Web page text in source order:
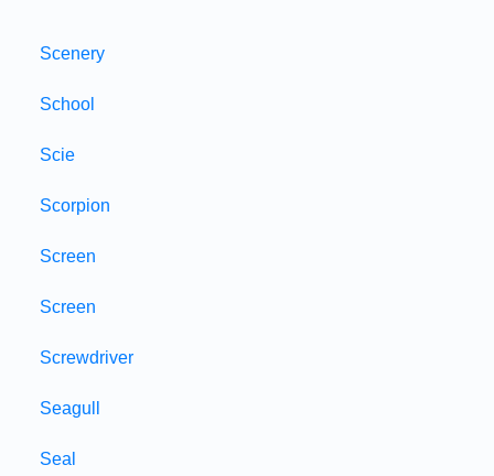
Scenery
School
Scie
Scorpion
Screen
Screen
Screwdriver
Seagull
Seal